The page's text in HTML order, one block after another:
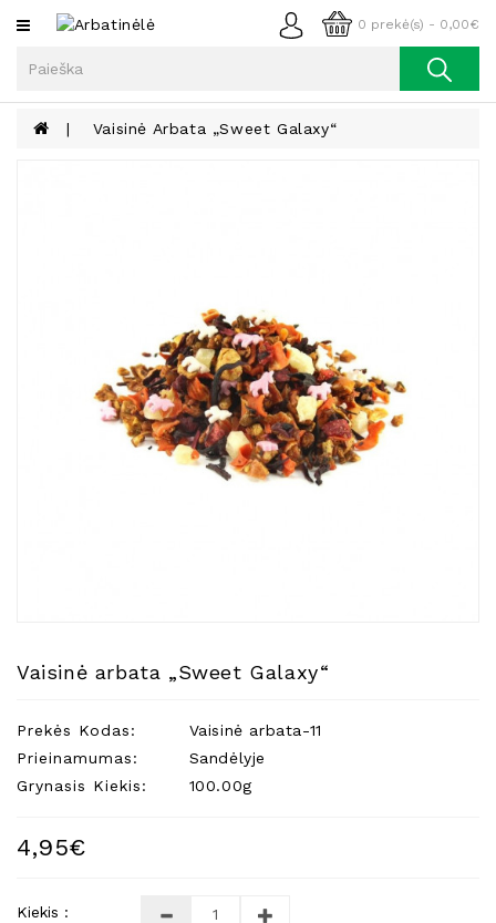
0 prekė(s) - 0,00€
Kategorijos
Kava
Saldėsiai
Higienos
Priemonės
Kūdikiams
Reikalai
Vaisinė Arbata „Sweet Galaxy“
Vaisinė arbata „Sweet Galaxy“
Prekės Kodas:
Vaisinė arbata-11
Prieinamumas:
Sandėlyje
Grynasis Kiekis:
100.00g
4,95€
Kiekis :